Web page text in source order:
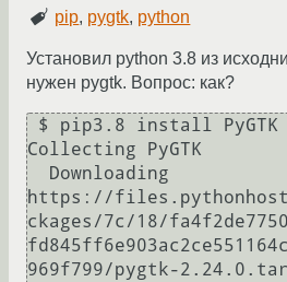
pip, pygtk, python
Установил python 3.8 из
нужен pygtk. Вопрос: как?
Collecting PyGTK
https://
ckages/7c/18/
969f799/pygtk-